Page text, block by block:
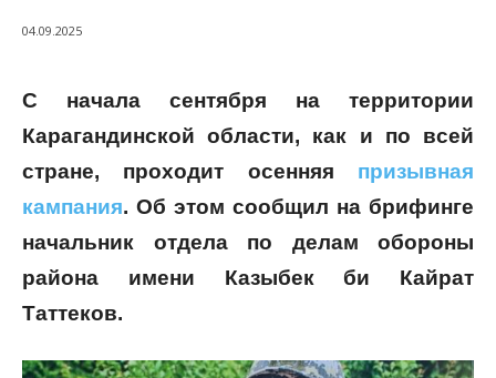
04.09.2025
С начала сентября на территории
Карагандинской области, как и по всей
стране, проходит осенняя призывная
кампания. Об этом сообщил на брифинге
начальник отдела по делам обороны
района имени Казыбек би Кайрат
Таттеков.